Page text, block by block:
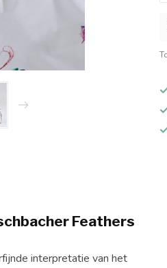
Feathers
interpretatie van het